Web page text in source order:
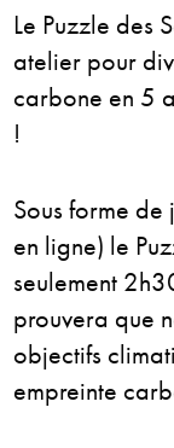
Le Puzzle des
atelier pour
carbone en 5
!
Sous forme
en ligne) le
seulement
prouvera que
objectifs
empreinte